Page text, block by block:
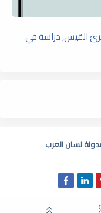
القيس, دراسة في
لسان العرب